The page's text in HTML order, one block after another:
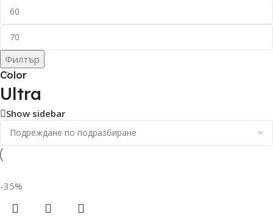
Филтър
Color
Ultra
Show sidebar
-35%